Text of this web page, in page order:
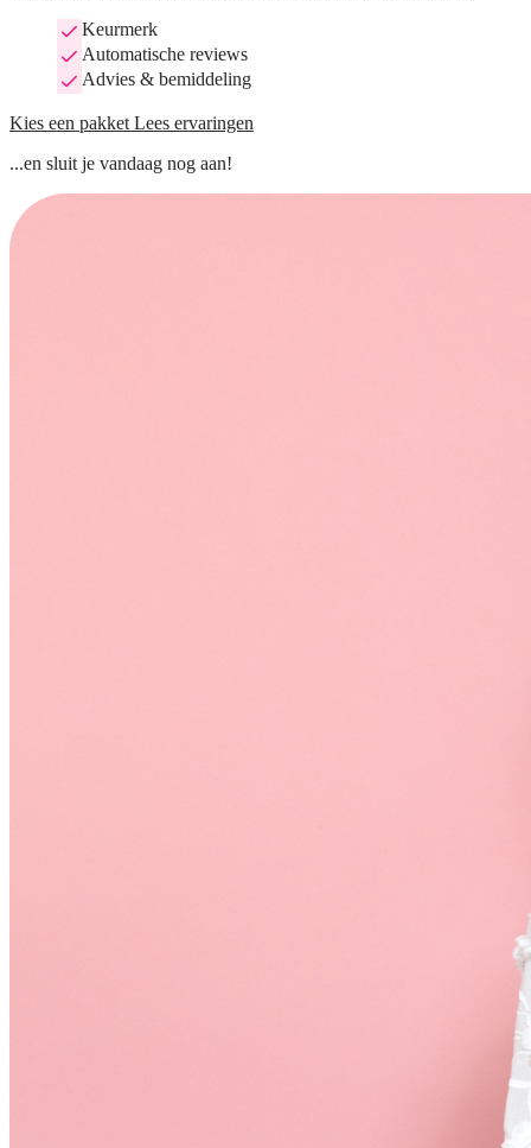
Keurmerk
Automatische reviews
Advies & bemiddeling
Kies een pakket Lees ervaringen
...en sluit je vandaag nog aan!